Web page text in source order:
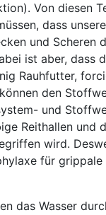
Von diesen
dass
und Scheren
ist aber, dass
Rauhfutter,
den
und
Reithallen und
wird.
für
das Wasser